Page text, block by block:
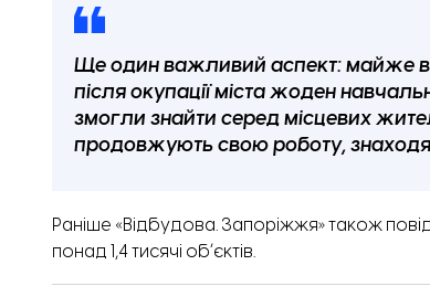
Ще один важливий аспект: майже
після окупації міста жоден
змогли знайти серед місцевих
продовжують свою роботу,
Раніше «Відбудова. Запоріжжя» також
понад 1,4 тисячі обʼєктів.